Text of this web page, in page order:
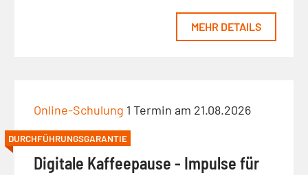
MEHR DETAILS
Online-Schulung 1 Termin am 21.08.2026
DURCHFÜHRUNGSGARANTIE
Digitale Kaffeepause - Impulse für